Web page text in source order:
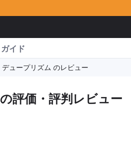
ガイド
デュープリズム のレビュー
の評価・評判レビュー